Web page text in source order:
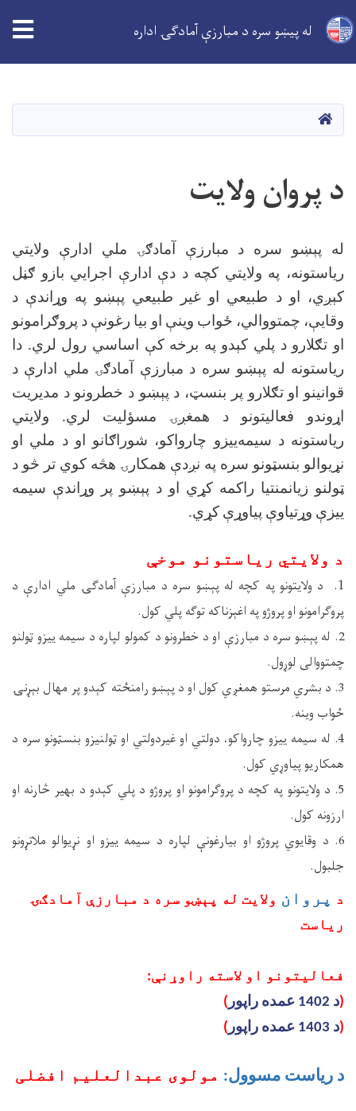
له پیښو سره د مبارزې آمادګۍ اداره
کور
د پروان ولایت
له پېښو سره د مبارزې آمادګۍ ملي ادارې ولایتي
ریاستونه، په ولایتي کچه د دې ادارې اجرایي بازو ګڼل
کېږي، او د طبیعي او غیر طبیعي پېښو په وړاندې د
وقایې، چمتووالي، ځواب وینې او بیا رغونې د پروګرامونو
او تګلارو د پلي کېدو په برخه کې اساسي رول لري. دا
ریاستونه له پېښو سره د مبارزې آمادګۍ ملي ادارې د
قوانینو او تګلارو پر بنسټ، د پېښو د خطرونو د مدیریت
اړوندو فعالیتونو د همغږۍ مسؤلیت لري. ولایتي
ریاستونه د سیمه‌ییزو چارواکو، شوراګانو او د ملي او
نړیوالو بنسټونو سره په نږدې همکارۍ هڅه کوي تر څو د
ټولنو زیانمنتیا راکمه کړي او د پېښو پر وړاندې سیمه
ییزې وړتیاوې پیاوړې کړي.
د ولایتي ریاستونو موخې
1.
د ولایتونو په کچه له پېښو سره د مبارزې آمادګۍ ملي ادارې د
پروګرامونو او پروژو په اغېزناکه توګه پلي کول.
2. له پېښو سره د مبارزې او د خطرونو د کمولو لپاره د سیمه ییزو ټولنو
چمتووالی لوړول.
3. د بشري مرستو همغږي کول او د پېښو رامنځته کېدو پر مهال بېړنۍ
ځواب وینه.
4. له سیمه ییزو چارواکو، دولتي او غیردولتي او ټولنیزو بنسټونو سره د
همکاریو پیاوړي کول.
5. د ولایتونو په کچه د پروګرامونو او پروژو د پلي کېدو د بهیر څارنه او
ارزونه کول.
6. د وقایوي پروژو او بیارغونې لپاره د سیمه ییزو او نړیوالو ملاتړونو
جلبول.
د پروان ولایت له پېښو سره د مبارزې آمادګۍ
ریاست
فعالیتونو او لاسته راوړنې:
(د 1402 عمده راپور
)
(د 1403 عمده راپور )
د ریاست مسوول: مولوی عبدالعلیم افضلی